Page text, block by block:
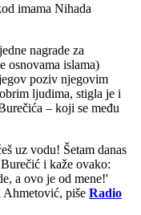
imama Nihada
nagrade za
osnovama islama)
poziv njegovim
ljudima, stigla je i
– koji se među
uz vodu! Šetam danas
i kaže ovako:
a ovo je od mene!'
piše Radio